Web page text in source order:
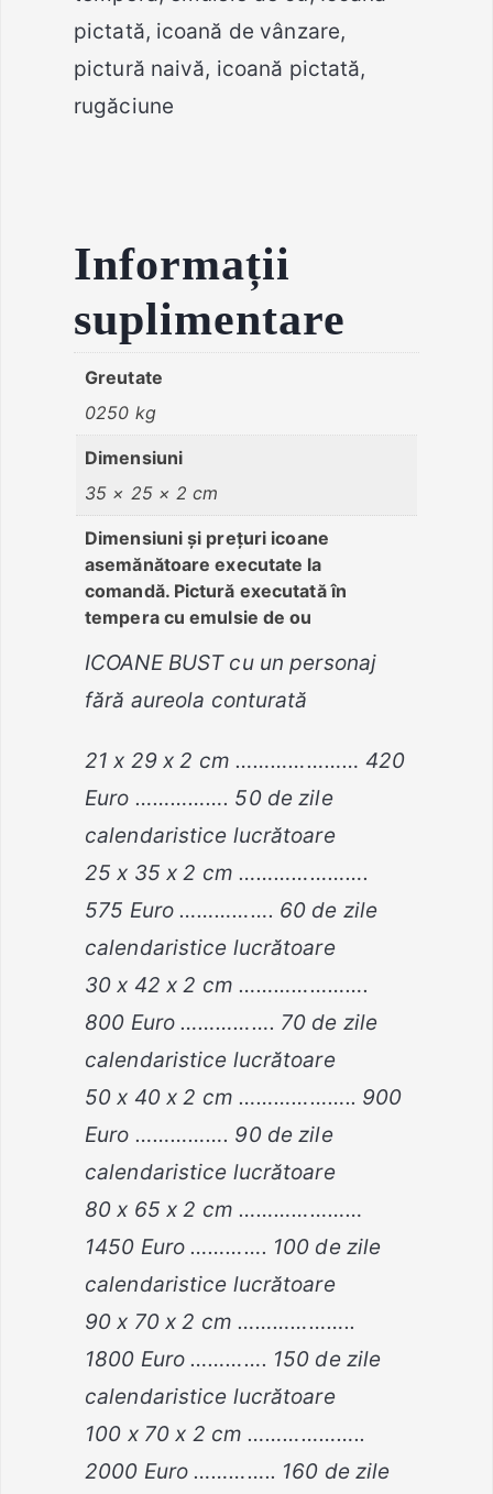
pictată, icoană de vânzare,
pictură naivă, icoană pictată,
rugăciune
Informații
suplimentare
Greutate
0250 kg
Dimensiuni
35 × 25 × 2 cm
Dimensiuni și prețuri icoane
asemănătoare executate la
comandă. Pictură executată în
tempera cu emulsie de ou
ICOANE BUST cu un personaj
fără aureola conturată
21 x 29 x 2 cm ………………… 420
Euro ……………. 50 de zile
calendaristice lucrătoare
25 x 35 x 2 cm ………………….
575 Euro ……………. 60 de zile
calendaristice lucrătoare
30 x 42 x 2 cm ………………….
800 Euro ……………. 70 de zile
calendaristice lucrătoare
50 x 40 x 2 cm ……………….. 900
Euro ……………. 90 de zile
calendaristice lucrătoare
80 x 65 x 2 cm …………………
1450 Euro …………. 100 de zile
calendaristice lucrătoare
90 x 70 x 2 cm ………………..
1800 Euro …………. 150 de zile
calendaristice lucrătoare
100 x 70 x 2 cm ………………..
2000 Euro ………….. 160 de zile